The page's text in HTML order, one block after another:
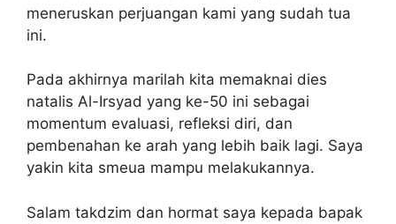
meneruskan perjuangan kami yang sudah tua
ini.
Pada akhirnya marilah kita memaknai dies
natalis Al-Irsyad yang ke-50 ini sebagai
momentum evaluasi, refleksi diri, dan
pembenahan ke arah yang lebih baik lagi. Saya
yakin kita smeua mampu melakukannya.
Salam takdzim dan hormat saya kepada bapak